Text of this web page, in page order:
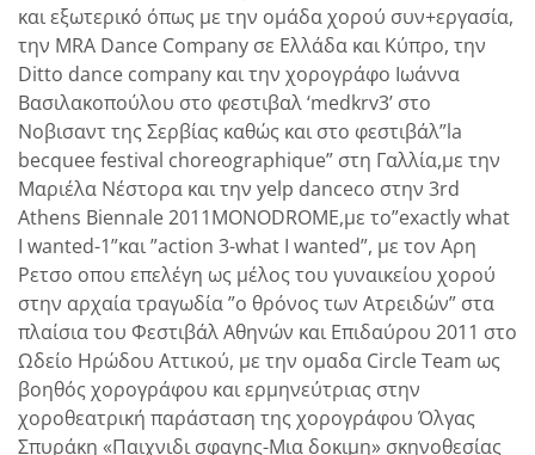
και εξωτερικό όπως με την ομάδα χορού συν+εργασία,
την MRA Dance Company σε Ελλάδα και Κύπρο, την
Ditto dance company και την χορογράφο Ιωάννα
Βασιλακοπούλου στο φεστιβαλ ‘medkrv3’ στο
Νοβισαντ της Σερβίας καθώς και στο φεστιβάλ”la
becquee festival choreographique” στη Γαλλία,με την
Μαριέλα Νέστορα και την yelp danceco στην 3rd
Athens Biennale 2011MONODROME,με το”exactly what
I wanted-1”και ”action 3-what I wanted”, με τον Αρη
Ρετσο οπου επελέγη ως μέλος του γυναικείου χορού
στην αρχαία τραγωδία ”ο θρόνος των Ατρειδών” στα
πλαίσια του Φεστιβάλ Αθηνών και Επιδαύρου 2011 στο
Ωδείο Ηρώδου Αττικού, με την ομαδα Circle Team ως
βοηθός χορογράφου και ερμηνεύτριας στην
χοροθεατρική παράσταση της χορογράφου Όλγας
Σπυράκη «Παιχνιδι σφαγης-Μια δοκιμη» σκηνοθεσίας